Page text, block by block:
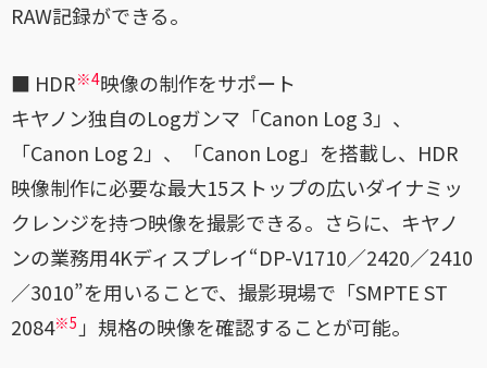
RAW記録ができる。
■ HDR※4映像の制作をサポート
キヤノン独自のLogガンマ「Canon Log 3」、
「Canon Log 2」、「Canon Log」を搭載し、HDR
映像制作に必要な最大15ストップの広いダイナミッ
クレンジを持つ映像を撮影できる。さらに、キヤノ
ンの業務用4Kディスプレイ“DP-V1710／2420／2410
／3010”を用いることで、撮影現場で「SMPTE ST
2084※5」規格の映像を確認することが可能。